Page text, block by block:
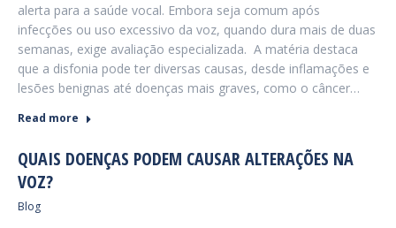
alerta para a saúde vocal. Embora seja comum após
infecções ou uso excessivo da voz, quando dura mais de duas
semanas, exige avaliação especializada. A matéria destaca
que a disfonia pode ter diversas causas, desde inflamações e
lesões benignas até doenças mais graves, como o câncer…
Read more
QUAIS DOENÇAS PODEM CAUSAR ALTERAÇÕES NA
VOZ?
Blog